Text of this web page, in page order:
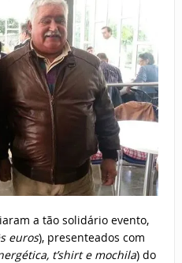
a tão solidário evento,
euros), presenteados com
t’shirt e mochila) do